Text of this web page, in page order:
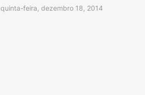
quinta-feira, dezembro 18, 2014